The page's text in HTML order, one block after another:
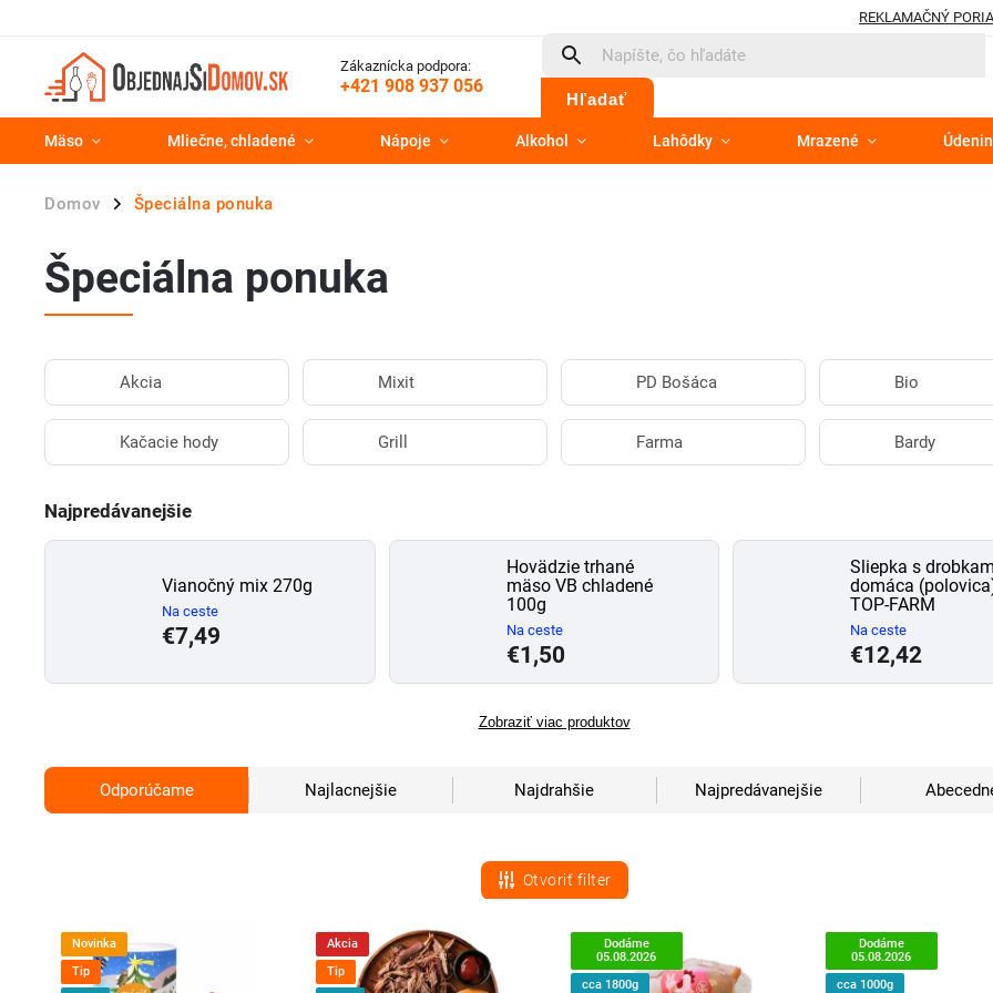
REKLAMAČNÝ
Zákaznícka podpora:
+421 908 937 056
Hľadať
Mäso Mliečne, chladené Nápoje Alkohol Lahôdky Mrazené
Domov / Špeciálna ponuka
Špeciálna ponuka
Akcia Mixit PD Bošáca Bio
Kačacie hody Grill Farma Bardy
Najpredávanejšie
Vianočný mix 270g
Na ceste
€7,49
Hovädzie trhané
mäso VB chladené
100g
Na ceste
€1,50
Sliepka s
domáca
TOP-FARM
Na ceste
€12,42
Zobraziť viac produktov
Odporúčame Najlacnejšie Najdrahšie Najpredávanejšie
Otvoriť filter
Novinka
Tip
Akcia
Tip
Dodáme
05.08.2026
cca 1800g
Dodáme
05.08.2026
cca 1000g